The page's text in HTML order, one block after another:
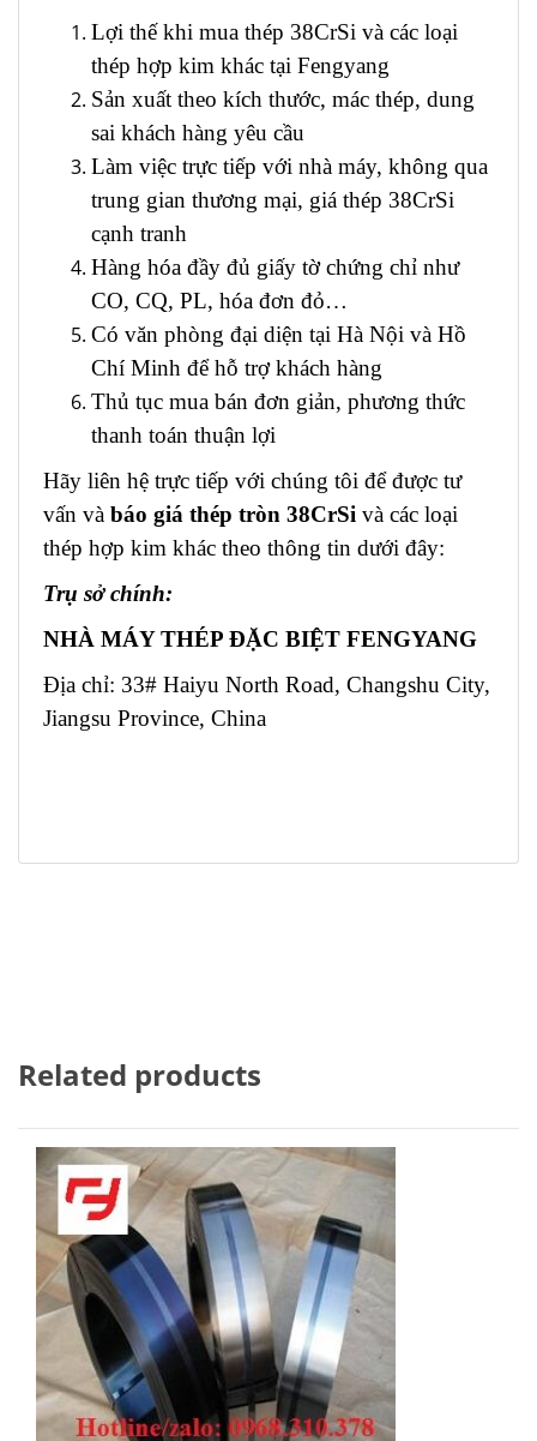
Lợi thế khi mua thép 38CrSi và các loại
thép hợp kim khác tại Fengyang
Sản xuất theo kích thước, mác thép, dung
sai khách hàng yêu cầu
Làm việc trực tiếp với nhà máy, không qua
trung gian thương mại, giá thép 38CrSi
cạnh tranh
Hàng hóa đầy đủ giấy tờ chứng chỉ như
CO, CQ, PL, hóa đơn đỏ…
Có văn phòng đại diện tại Hà Nội và Hồ
Chí Minh để hỗ trợ khách hàng
Thủ tục mua bán đơn giản, phương thức
thanh toán thuận lợi
Hãy liên hệ trực tiếp với chúng tôi để được tư
vấn và báo giá thép tròn 38CrSi và các loại
thép hợp kim khác theo thông tin dưới đây:
Trụ sở chính:
NHÀ MÁY THÉP ĐẶC BIỆT FENGYANG
Địa chỉ: 33# Haiyu North Road, Changshu City,
Jiangsu Province, China
Related products